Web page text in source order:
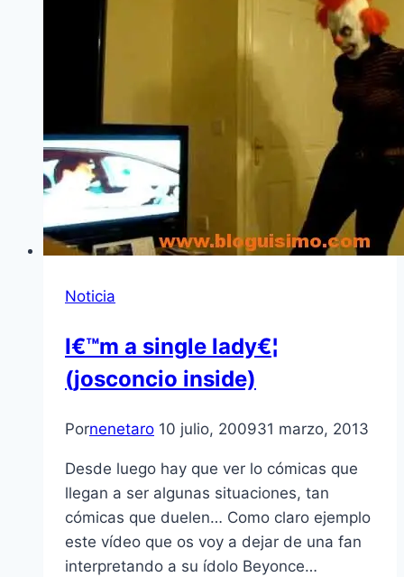
Noticia
I€™m a single lady€¦
(josconcio inside)
Pornenetaro 10 julio, 200931 marzo, 2013
Desde luego hay que ver lo cómicas que
llegan a ser algunas situaciones, tan
cómicas que duelen… Como claro ejemplo
este ví­deo que os voy a dejar de una fan
interpretando a su í­dolo Beyonce…